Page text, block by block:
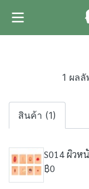
1 ผล
สินค้า (1)
S014 ผิวห
฿0